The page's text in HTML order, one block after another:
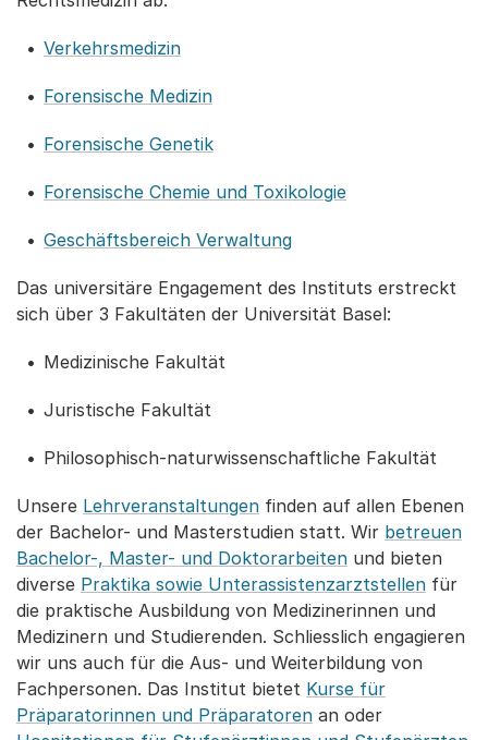
Verkehrsmedizin
Forensische Medizin
Forensische Genetik
Forensische Chemie und Toxikologie
Geschäftsbereich Verwaltung
Das universitäre Engagement des Instituts erstreckt
sich über 3 Fakultäten der Universität Basel:
Medizinische Fakultät
Juristische Fakultät
Philosophisch-naturwissenschaftliche Fakultät
Unsere Lehrveranstaltungen finden auf allen Ebenen
der Bachelor- und Masterstudien statt. Wir betreuen
Bachelor-, Master- und Doktorarbeiten und bieten
diverse Praktika sowie Unterassistenzarztstellen für
die praktische Ausbildung von Medizinerinnen und
Medizinern und Studierenden. Schliesslich engagieren
wir uns auch für die Aus- und Weiterbildung von
Fachpersonen. Das Institut bietet Kurse für
Präparatorinnen und Präparatoren an oder